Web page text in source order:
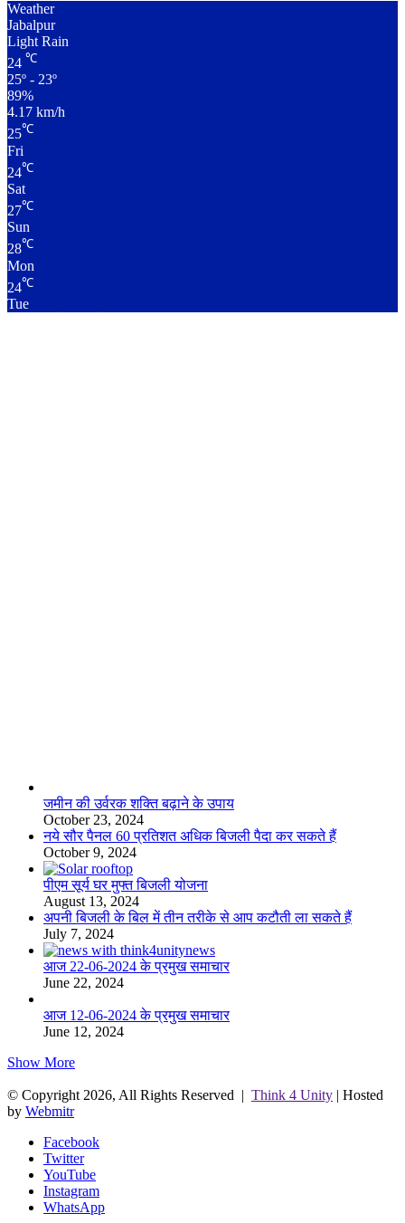
Weather
Jabalpur
Light Rain
24 ℃
25º - 23º
89%
4.17 km/h
25℃
Fri
24℃
Sat
27℃
Sun
28℃
Mon
24℃
Tue
जमीन की उर्वरक शक्ति बढ़ाने के उपाय
October 23, 2024
नये सौर पैनल 60 प्रतिशत अधिक बिजली पैदा कर सकते हैं
October 9, 2024
पीएम सूर्य घर मुफ्त बिजली योजना
August 13, 2024
अपनी बिजली के बिल में तीन तरीके से आप कटौती ला सकते हैं
July 7, 2024
आज 22-06-2024 के प्रमुख समाचार
June 22, 2024
आज 12-06-2024 के प्रमुख समाचार
June 12, 2024
Show More
© Copyright 2026, All Rights Reserved | Think 4 Unity | Hosted
by Webmitr
Facebook
Twitter
YouTube
Instagram
WhatsApp